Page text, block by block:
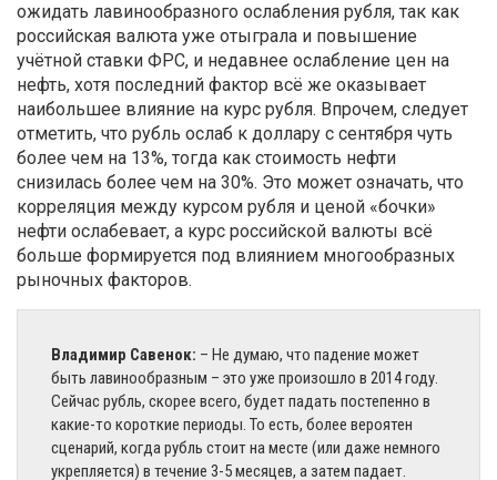
ожидать лавинообразного ослабления рубля, так как
российская валюта уже отыграла и повышение
учётной ставки ФРС, и недавнее ослабление цен на
нефть, хотя последний фактор всё же оказывает
наибольшее влияние на курс рубля. Впрочем, следует
отметить, что рубль ослаб к доллару с сентября чуть
более чем на 13%, тогда как стоимость нефти
снизилась более чем на 30%. Это может означать, что
корреляция между курсом рубля и ценой «бочки»
нефти ослабевает, а курс российской валюты всё
больше формируется под влиянием многообразных
рыночных факторов.
Владимир Савенок: – Не думаю, что падение может
быть лавинообразным – это уже произошло в 2014 году.
Сейчас рубль, скорее всего, будет падать постепенно в
какие-то короткие периоды. То есть, более вероятен
сценарий, когда рубль стоит на месте (или даже немного
укрепляется) в течение 3-5 месяцев, а затем падает.